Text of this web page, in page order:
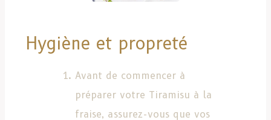
Hygiène et propreté
Avant de commencer à
préparer votre Tiramisu à la
fraise, assurez-vous que vos